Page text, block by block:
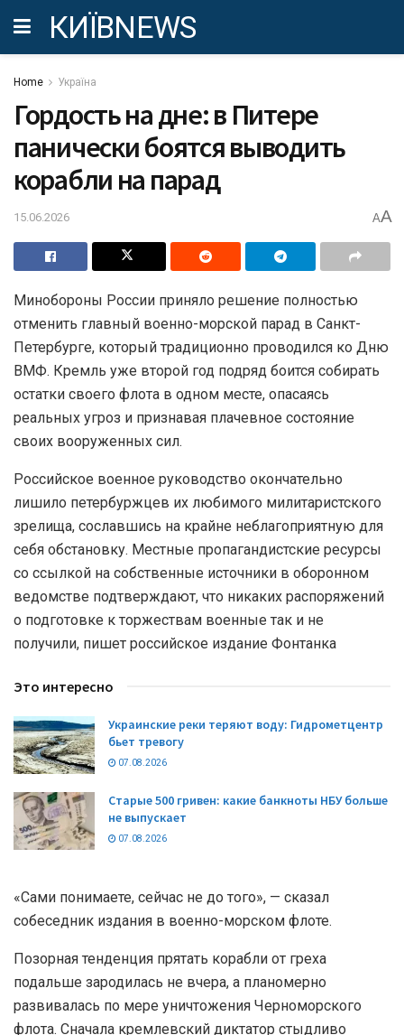
КИЇВNEWS
Home Україна
Гордость на дне: в Питере
панически боятся выводить
корабли на парад
15.06.2026 AA
Минобороны России приняло решение полностью
отменить главный военно-морской парад в Санкт-
Петербурге, который традиционно проводился ко Дню
ВМФ. Кремль уже второй год подряд боится собирать
остатки своего флота в одном месте, опасаясь
реальных угроз и признавая плачевное состояние
своих вооруженных сил.
Российское военное руководство окончательно
лишило петербуржцев их любимого милитаристского
зрелища, сославшись на крайне неблагоприятную для
себя обстановку. Местные пропагандистские ресурсы
со ссылкой на собственные источники в оборонном
ведомстве подтверждают, что никаких распоряжений
о подготовке к торжествам военные так и не
получили, пишет российское издание Фонтанка
Это интересно
Украинские реки теряют воду: Гидрометцентр
бьет тревогу
07.08.2026
Старые 500 гривен: какие банкноты НБУ больше
не выпускает
07.08.2026
«Сами понимаете, сейчас не до того», — сказал
собеседник издания в военно-морском флоте.
Позорная тенденция прятать корабли от греха
подальше зародилась не вчера, а планомерно
развивалась по мере уничтожения Черноморского
флота. Сначала кремлевский диктатор стыдливо